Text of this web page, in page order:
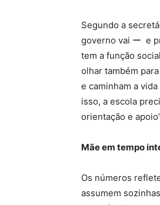
Segundo a
governo vai ー e
tem a função
olhar também
e caminham a
isso, a escola
orientação e
Mãe em tempo
Os números
assumem